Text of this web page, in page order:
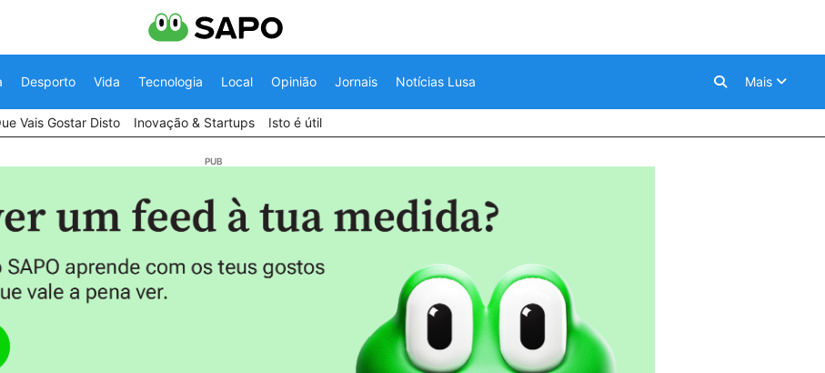
Desporto Vida Tecnologia Local Opinião Jornais Notícias Lusa Mais
Vais Gostar Disto Inovação & Startups Isto é útil